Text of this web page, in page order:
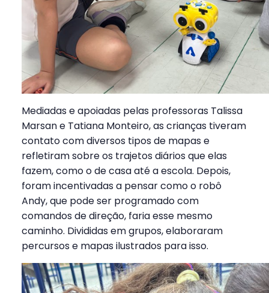
Mediadas e apoiadas pelas professoras Talissa
Marsan e Tatiana Monteiro, as crianças tiveram
contato com diversos tipos de mapas e
refletiram sobre os trajetos diários que elas
fazem, como o de casa até a escola. Depois,
foram incentivadas a pensar como o robô
Andy, que pode ser programado com
comandos de direção, faria esse mesmo
caminho. Divididas em grupos, elaboraram
percursos e mapas ilustrados para isso.